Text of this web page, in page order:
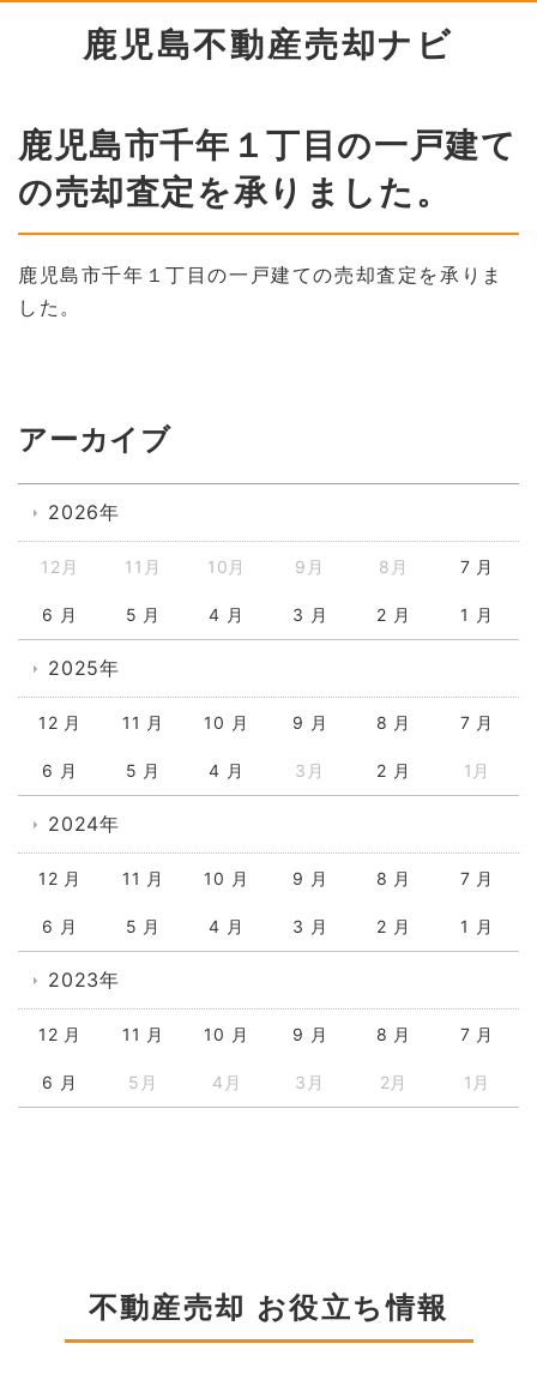
鹿児島不動産売却ナビ
鹿児島市千年１丁目の一戸建て
の売却査定を承りました。
鹿児島市千年１丁目の一戸建ての売却査定を承りま
した。
アーカイブ
2026年
12月 11月 10月 9月 8月 7 月
6 月 5 月 4 月 3 月 2 月 1 月
2025年
12 月 11 月 10 月 9 月 8 月 7 月
6 月 5 月 4 月 3月 2 月 1月
2024年
12 月 11 月 10 月 9 月 8 月 7 月
6 月 5 月 4 月 3 月 2 月 1 月
2023年
12 月 11 月 10 月 9 月 8 月 7 月
6 月 5月 4月 3月 2月 1月
不動産売却 お役立ち情報